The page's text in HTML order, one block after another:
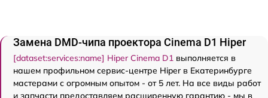
Замена DMD-чипа проектора Cinema D1 Hiper
[dataset:services:name] Hiper Cinema D1 выполняется в
нашем профильном сервис-центре Hiper в Екатеринбурге
мастерами с огромным опытом - от 5 лет. На все виды работ
и запчасти предоставляем расширенную гарантию - мы в